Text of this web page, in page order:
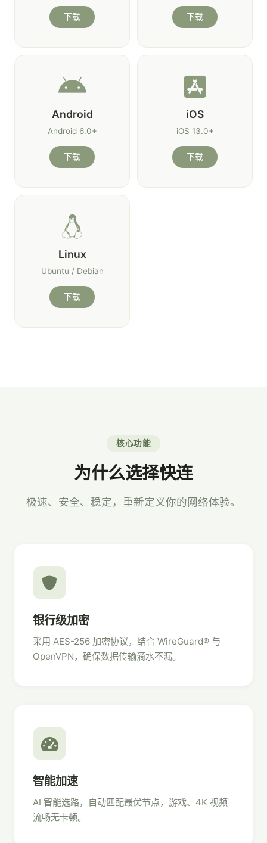
下载 下载
Android
Android 6.0+
下载
iOS
iOS 13.0+
下载
Linux
Ubuntu / Debian
下载
核心功能
为什么选择快连
极速、安全、稳定，重新定义你的网络体验。
银行级加密
采用 AES-256 加密协议，结合 WireGuard® 与
OpenVPN，确保数据传输滴水不漏。
智能加速
AI 智能选路，自动匹配最优节点，游戏、4K 视频
流畅无卡顿。